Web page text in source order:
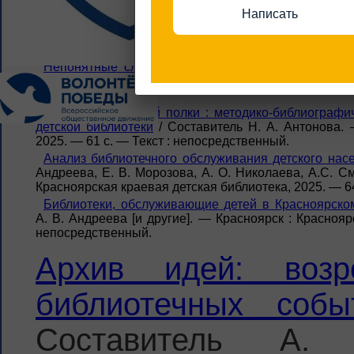
Написать
— Красноярск : Красноярская краевая детская
Сайты издательств как помощники
Составитель Е. Г. Шваргонова. — Красноярск :
Непонятные слова: читаем со словарём В.И.
О. О. Ермакова. — Красноярск :
непосредственный.
Истории с книжной полки : методико-
детской библиотеки / Составитель Н. А. Антонова.
2025. — 61 с. — Текст : непосредственный.
Анализ библиотечного обслуживания детского
Андреева, Е. В. Морозова, А. О. Николаева, А.С.
Красноярская краевая детская библиотека, 2025. —
Библиотеки, обслуживающие детей в
А. В. Андреева [и другие]. — Красноярск :
непосредственный.
Архив идей:
библиотечных
Составитель